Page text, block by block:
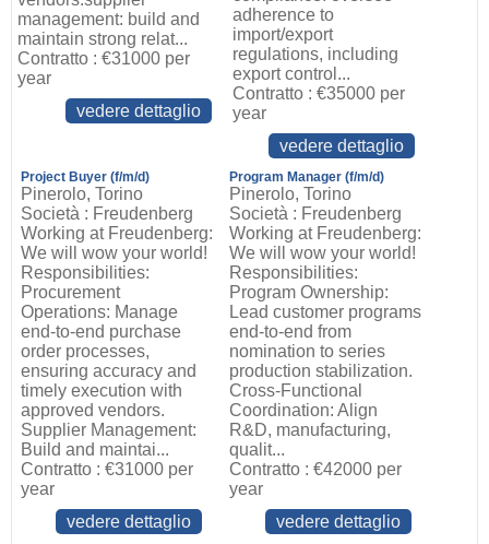
management: build and
maintain strong relat...
Contratto : €31000 per
year
vedere dettaglio
adherence to
import/export
regulations, including
export control...
Contratto : €35000 per
year
vedere dettaglio
Project Buyer (f/m/d)
Pinerolo, Torino
Società : Freudenberg
Working at Freudenberg:
We will wow your world!
Responsibilities:
Procurement
Operations: Manage
end-to-end purchase
order processes,
ensuring accuracy and
timely execution with
approved vendors.
Supplier Management:
Build and maintai...
Contratto : €31000 per
year
vedere dettaglio
Program Manager (f/m/d)
Pinerolo, Torino
Società : Freudenberg
Working at Freudenberg:
We will wow your world!
Responsibilities:
Program Ownership:
Lead customer programs
end-to-end from
nomination to series
production stabilization.
Cross-Functional
Coordination: Align
R&D, manufacturing,
qualit...
Contratto : €42000 per
year
vedere dettaglio